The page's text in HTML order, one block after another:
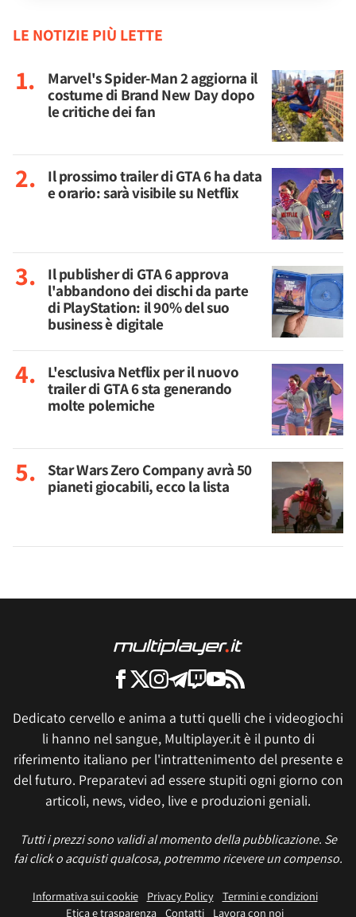
LE NOTIZIE PIÙ LETTE
Marvel's Spider-Man 2 aggiorna il
costume di Brand New Day dopo
le critiche dei fan
Il prossimo trailer di GTA 6 ha data
e orario: sarà visibile su Netflix
Il publisher di GTA 6 approva
l'abbandono dei dischi da parte
di PlayStation: il 90% del suo
business è digitale
L'esclusiva Netflix per il nuovo
trailer di GTA 6 sta generando
molte polemiche
Star Wars Zero Company avrà 50
pianeti giocabili, ecco la lista
Dedicato cervello e anima a tutti quelli che i videogiochi
li hanno nel sangue, Multiplayer.it è il punto di
riferimento italiano per l'intrattenimento del presente e
del futuro. Preparatevi ad essere stupiti ogni giorno con
articoli, news, video, live e produzioni geniali.
Tutti i prezzi sono validi al momento della pubblicazione. Se
fai click o acquisti qualcosa, potremmo ricevere un compenso.
Informativa sui cookie Privacy Policy
Termini e condizioni
Etica e trasparenza Contatti Lavora con noi